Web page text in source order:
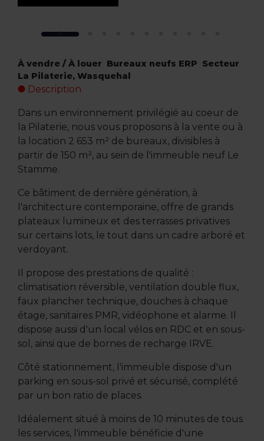
À vendre / À louer  Bureaux neufs ERP  Secteur
La Pilaterie, Wasquehal
Description
Dans un environnement privilégié au coeur de
la Pilaterie, nous vous proposons à la vente ou à
la location 2 653 m² de bureaux, divisibles à
partir de 150 m², au sein de l'immeuble neuf Le
Stamme.
Ce bâtiment de dernière génération, à
l'architecture contemporaine, offre de grands
plateaux lumineux et des terrasses privatives
sur certains lots, le tout dans un cadre arboré et
verdoyant.
Il propose des prestations de qualité :
climatisation réversible, ventilation double flux,
faux plancher technique, douches à chaque
étage, sanitaires PMR, vidéophone et alarme. Il
dispose aussi d'un local vélos en RDC et en sous-
sol, ainsi que de bornes de recharge IRVE.
Côté stationnement, l'immeuble dispose d'un
parking en sous-sol privé et sécurisé, complété
par un bon ratio de places.
Idéalement situé à moins de 10 minutes de tous
les services, l'immeuble bénéficie d'une